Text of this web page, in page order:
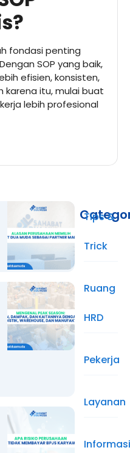
fondasi penting
SOP yang baik,
efisien, konsisten,
karena itu, mulai buat
lebih profesional
Tips &
Trick
Ruang
HRD
Pekerja
Layanan
Informasi